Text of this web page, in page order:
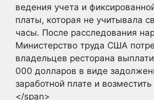
ведения учета и
платы, которая не учитывала
часы. После расследования
Министерство труда США
владельцев ресторана
000 долларов в виде
заработной плате и
</span>